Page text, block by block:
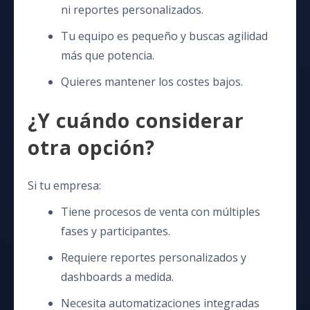
ni reportes personalizados.
Tu equipo es pequeño y buscas agilidad
más que potencia.
Quieres mantener los costes bajos.
¿Y cuándo considerar
otra opción?
Si tu empresa:
Tiene procesos de venta con múltiples
fases y participantes.
Requiere reportes personalizados y
dashboards a medida.
Necesita automatizaciones integradas